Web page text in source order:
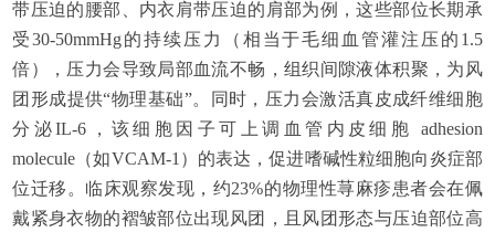
带压迫的腰部、内衣肩带压迫的肩部为例，这些部位长期承
受30-50mmHg的持续压力（相当于毛细血管灌注压的1.5
倍），压力会导致局部血流不畅，组织间隙液体积聚，为风
团形成提供“物理基础”。同时，压力会激活真皮成纤维细胞
分泌IL-6，该细胞因子可上调血管内皮细胞 adhesion
molecule（如VCAM-1）的表达，促进嗜碱性粒细胞向炎症部
位迁移。临床观察发现，约23%的物理性荨麻疹患者会在佩
戴紧身衣物的褶皱部位出现风团，且风团形态与压迫部位高